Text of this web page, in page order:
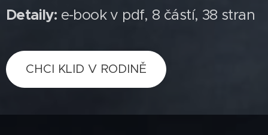
Detaily: e-book v pdf, 8 částí, 38 stran
CHCI KLID V RODINĚ